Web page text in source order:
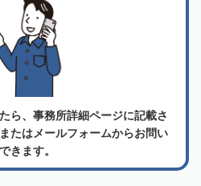
ら、事務所詳細ページに記載さ
たはメールフォームからお問い
きます。